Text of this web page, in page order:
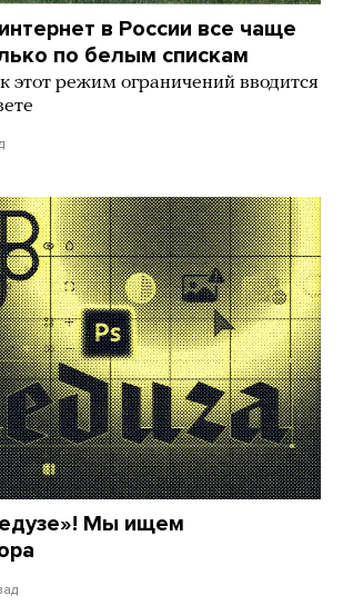
в России все чаще
по белым спискам
этот режим ограничений вводится
Мы ищем